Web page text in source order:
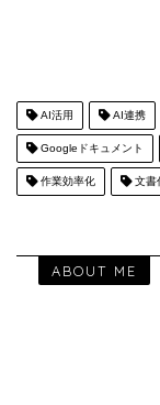
AI活用 AI連携
Googleドキュメント
作業効率化 文書
ABOUT ME